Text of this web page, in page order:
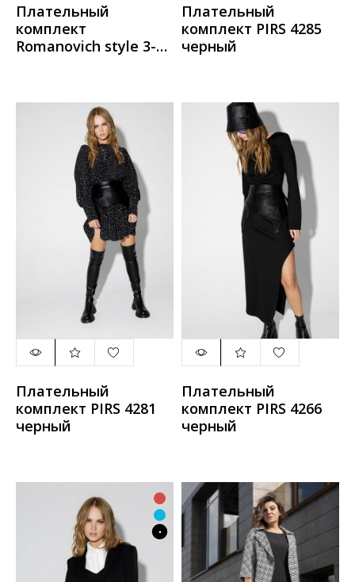
Плательный
комплект
Romanovich style 3-
Плательный
комплект PIRS 4285
черный
Плательный
комплект PIRS 4281
черный
Плательный
комплект PIRS 4266
черный